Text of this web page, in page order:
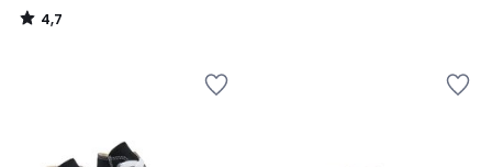
4,7
/